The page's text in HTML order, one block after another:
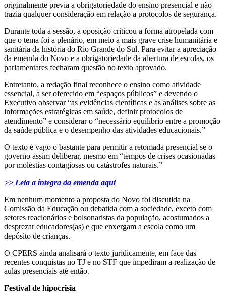
originalmente previa a obrigatoriedade do ensino presencial e não
trazia qualquer consideração em relação a protocolos de segurança.
Durante toda a sessão, a oposição criticou a forma atropelada com
que o tema foi a plenário, em meio à mais grave crise humanitária e
sanitária da história do Rio Grande do Sul. Para evitar a apreciação
da emenda do Novo e a obrigatoriedade da abertura de escolas, os
parlamentares fecharam questão no texto aprovado.
Entretanto, a redação final reconhece o ensino como atividade
essencial, a ser oferecido em “espaços públicos” e devendo o
Executivo observar “as evidências científicas e as análises sobre as
informações estratégicas em saúde, definir protocolos de
atendimento” e considerar o “necessário equilíbrio entre a promoção
da saúde pública e o desempenho das atividades educacionais.”
O texto é vago o bastante para permitir a retomada presencial se o
governo assim deliberar, mesmo em “tempos de crises ocasionadas
por moléstias contagiosas ou catástrofes naturais.”
>> Leia a íntegra da emenda aqui
Em nenhum momento a proposta do Novo foi discutida na
Comissão da Educação ou debatida com a sociedade, exceto com
setores reacionários e bolsonaristas da população, acostumados a
desprezar educadores(as) e que enxergam a escola como um
depósito de crianças.
O CPERS ainda analisará o texto juridicamente, em face das
recentes conquistas no TJ e no STF que impediram a realização de
aulas presenciais até então.
Festival de hipocrisia